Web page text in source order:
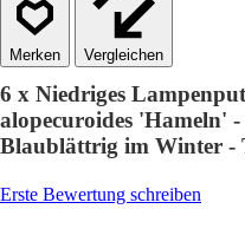
Vergleichen
6 x Niedriges
alopecuroides 'Hameln'
Blaublättrig im Winter -
Erste Bewertung schreiben